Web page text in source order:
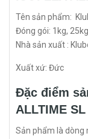
Tên sản phẩm:
Đóng gói: 1kg, 25kg
Nhà sản xuất :
Xuất xứ: Đức
Đặc điểm
ALLTIME SL
Sản phẩm là dòng